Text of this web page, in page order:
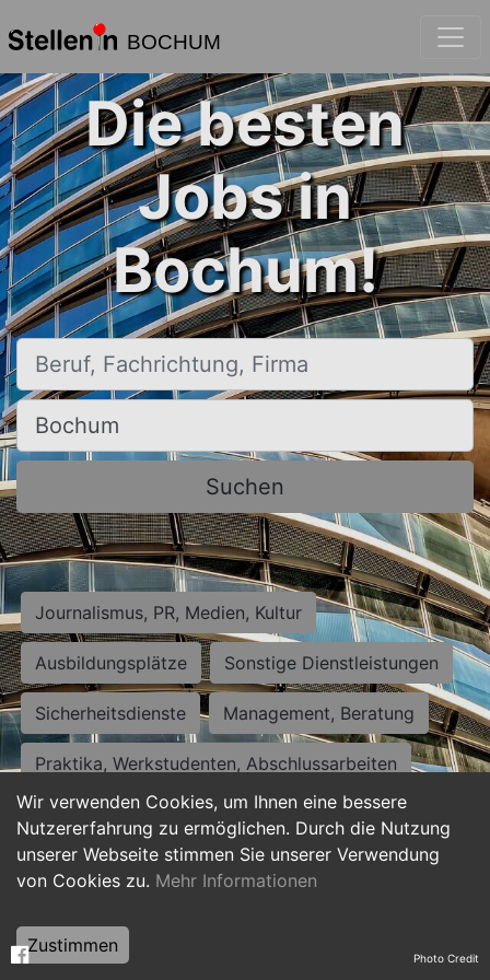
BOCHUM
Wir verwenden Cookies, um Ihnen eine bessere
Nutzererfahrung zu ermöglichen. Durch die Nutzung
unserer Webseite stimmen Sie unserer Verwendung
von Cookies zu. Mehr Informationen
Zustimmen
Die besten
Jobs in
Bochum!
Beruf, Fachrichtung, Firma
Ort, Stadt
Suchen
Journalismus, PR, Medien, Kultur
Ausbildungsplätze Sonstige Dienstleistungen
Sicherheitsdienste Management, Beratung
Praktika, Werkstudenten, Abschlussarbeiten
Personalwesen Assistenz, Sekretariat
Hilfskräfte, Aushilfs- und Nebenjobs
Weiterbildung, Studium, duale Ausbildung Photo Credit